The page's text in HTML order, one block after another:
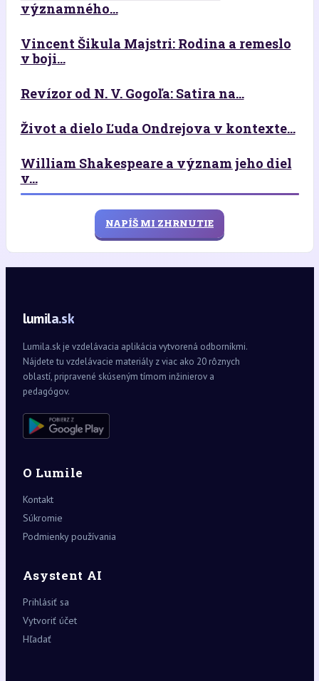
významného...
Vincent Šikula Majstri: Rodina a remeslo
v boji...
Revízor od N. V. Gogoľa: Satira na...
Život a dielo Ľuda Ondrejova v kontexte...
William Shakespeare a význam jeho diel
v...
NAPÍŠ MI ZHRNUTIE
lumila.sk
Lumila.sk je vzdelávacia aplikácia vytvorená odborníkmi.
Nájdete tu vzdelávacie materiály z viac ako 20 rôznych
oblastí, pripravené skúseným tímom inžinierov a
pedagógov.
O Lumile
Kontakt
Súkromie
Podmienky používania
Asystent AI
Prihlásiť sa
Vytvoriť účet
Hľadať